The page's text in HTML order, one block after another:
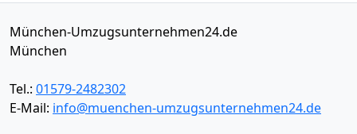
München-Umzugsunternehmen24.de
München
Tel.: 01579-2482302
E-Mail: info@muenchen-umzugsunternehmen24.de